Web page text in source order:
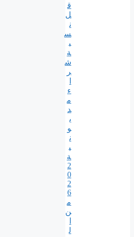
ق
ل
ن
س
ب
ة
ش
ر
ء
م
د
ي
و
ن
ي
ة
2
0
2
6
م
ن
ل